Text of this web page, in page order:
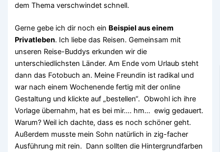
dem Thema verschwindet schnell.
Gerne gebe ich dir noch ein Beispiel aus einem
Privatleben. Ich liebe das Reisen. Gemeinsam mit
unseren Reise-Buddys erkunden wir die
unterschiedlichsten Länder. Am Ende vom Urlaub steht
dann das Fotobuch an. Meine Freundin ist radikal und
war nach einem Wochenende fertig mit der online
Gestaltung und klickte auf „bestellen“. Obwohl ich ihre
Vorlage übernahm, hat es bei mir…. hm… ewig gedauert.
Warum? Weil ich dachte, dass es noch schöner geht.
Außerdem musste mein Sohn natürlich in zig-facher
Ausführung mit rein. Dann sollten die Hintergrundfarben